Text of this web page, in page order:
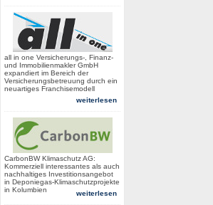
all in one Versicherungs-, Finanz-
und Immobilienmakler GmbH
expandiert im Bereich der
Versicherungsbetreuung durch ein
neuartiges Franchisemodell
weiterlesen
CarbonBW Klimaschutz AG:
Kommerziell interessantes als auch
nachhaltiges Investitionsangebot
in Deponiegas-Klimaschutzprojekte
in Kolumbien
weiterlesen